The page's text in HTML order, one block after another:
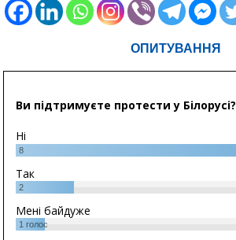
ОПИТУВАННЯ
Ви підтримуєте протести у Білорусі?
Ні
8
Так
2
Мені байдуже
1 голос